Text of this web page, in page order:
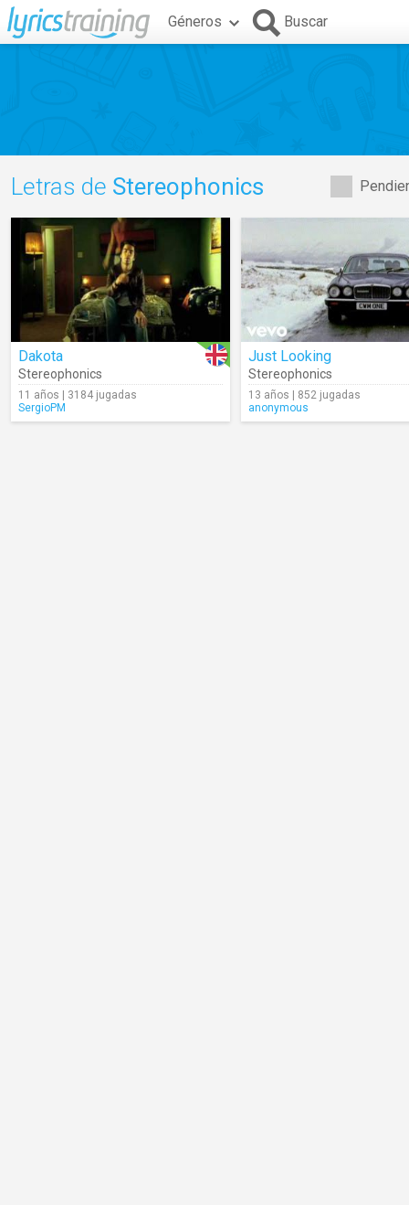
Géneros Buscar
Letras de Stereophonics
Dakota
Stereophonics
11 años | 3184 jugadas
SergioPM
Just Looking
Stereophonics
13 años | 852 jugadas
anonymous